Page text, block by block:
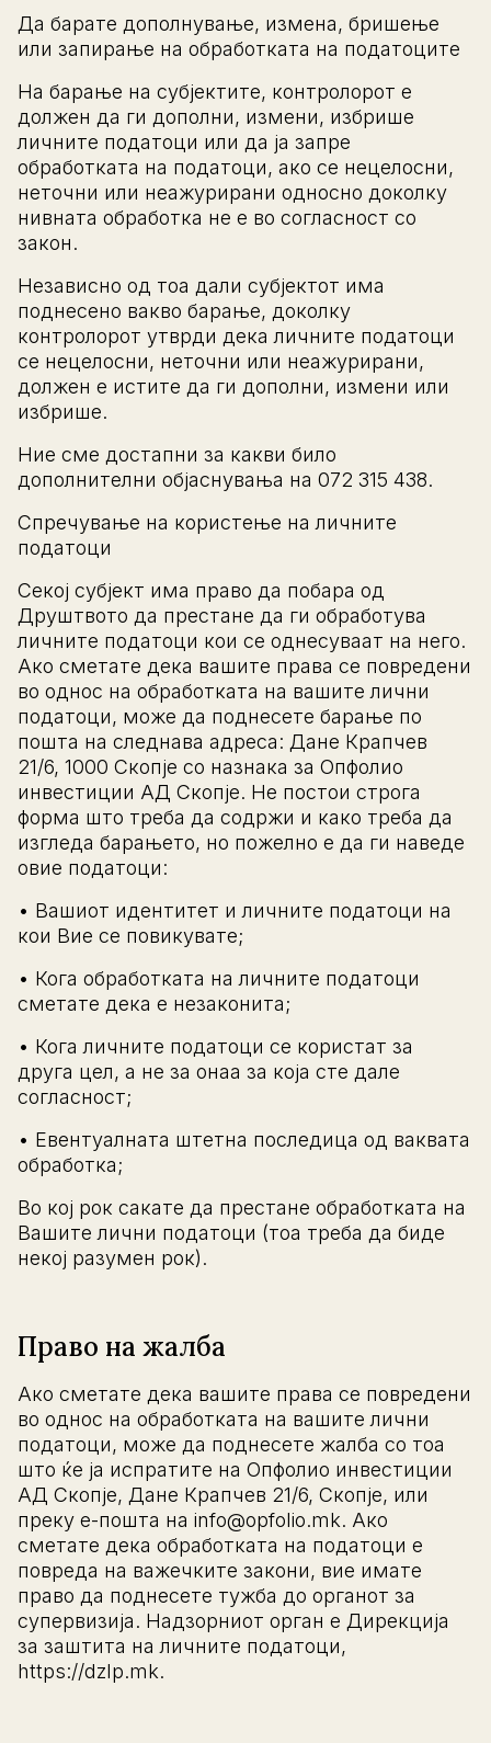
Да барате дополнување, измена, бришење
или запирање на обработката на податоците
На барање на субјектите, контролорот е
должен да ги дополни, измени, избрише
личните податоци или да ја запре
обработката на податоци, ако се нецелосни,
неточни или неажурирани односно доколку
нивната обработка не е во согласност со
закон.
Независно од тоа дали субјектот има
поднесено вакво барање, доколку
контролорот утврди дека личните податоци
се нецелосни, неточни или неажурирани,
должен е истите да ги дополни, измени или
избрише.
Ние сме достапни за какви било
дополнителни објаснувања на 072 315 438.
Спречување на користење на личните
податоци
Секој субјект има право да побара од
Друштвото да престане да ги обработува
личните податоци кои се однесуваат на него.
Ако сметате дека вашите права се повредени
во однос на обработката на вашите лични
податоци, може да поднесете барање по
пошта на следнава адреса: Дане Крапчев
21/6, 1000 Скопје со назнака за Опфолио
инвестиции АД Скопје. Не постои строга
форма што треба да содржи и како треба да
изгледа барањето, но пожелно е да ги наведе
овие податоци:
• Вашиот идентитет и личните податоци на
кои Вие се повикувате;
• Кога обработката на личните податоци
сметате дека е незаконита;
• Кога личните податоци се користат за
друга цел, а не за онаа за која сте дале
согласност;
• Евентуалната штетна последица од ваквата
обработка;
Во кој рок сакате да престане обработката на
Вашите лични податоци (тоа треба да биде
некој разумен рок).
Право на жалба
Ако сметате дека вашите права се повредени
во однос на обработката на вашите лични
податоци, може да поднесете жалба со тоа
што ќе ја испратите на Опфолио инвестиции
АД Скопје, Дане Крапчев 21/6, Скопје, или
преку е-пошта на info@opfolio.mk. Ако
сметате дека обработката на податоци е
повреда на важечките закони, вие имате
право да поднесете тужба до органот за
супервизија. Надзорниот орган е Дирекција
за заштита на личните податоци,
https://dzlp.mk.